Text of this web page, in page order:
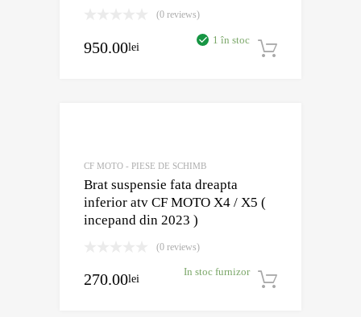
(0 reviews)
950.00lei
1 în stoc
CF MOTO - PIESE DE SCHIMB
Brat suspensie fata dreapta
inferior atv CF MOTO X4 / X5 (
incepand din 2023 )
(0 reviews)
270.00lei
In stoc furnizor